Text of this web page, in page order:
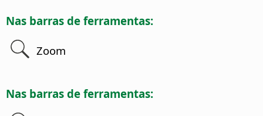
Nas barras de ferramentas:
Zoom
Nas barras de ferramentas: